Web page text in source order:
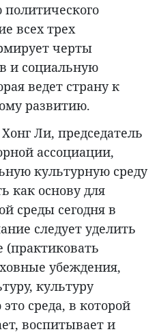
политического
всех трех
черты
и социальную
ведет страну к
развитию.
Ли, председатель
ассоциации,
культурную среду
как основу для
среды сегодня в
следует уделить
(практиковать
убеждения,
культуру
среда, в которой
воспитывает и